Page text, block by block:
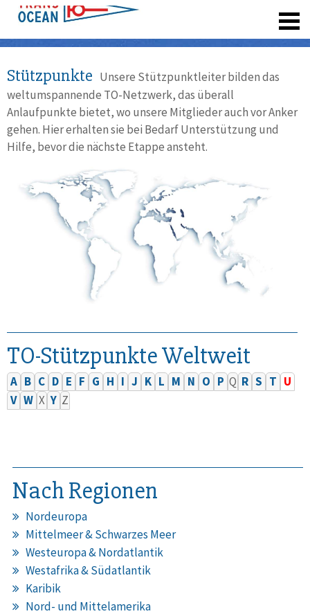
Stützpunkte Unsere Stützpunktleiter bilden das
weltumspannende TO-Netzwerk, das überall
Anlaufpunkte bietet, wo unsere Mitglieder auch vor Anker
gehen. Hier erhalten sie bei Bedarf Unterstützung und
Hilfe, bevor die nächste Etappe ansteht.
TO-Stützpunkte Weltweit
A B C D E F G H I J K L M N O P Q R S T U
V W X Y Z
Nach Regionen
Nordeuropa
Mittelmeer & Schwarzes Meer
Westeuropa & Nordatlantik
Westafrika & Südatlantik
Karibik
Nord- und Mittelamerika